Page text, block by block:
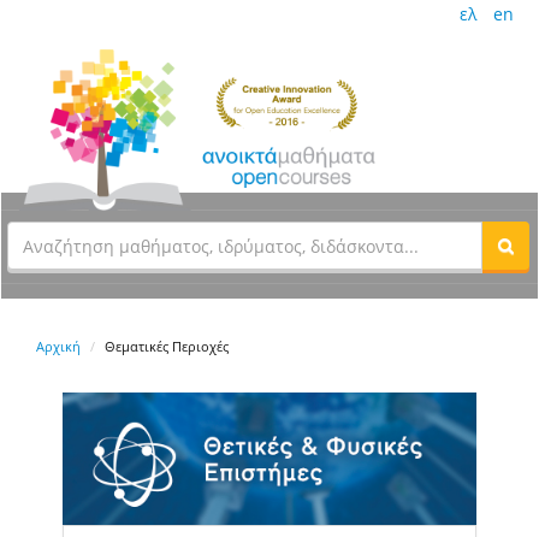
ελ en
Αρχική Θεματικές Περιοχές